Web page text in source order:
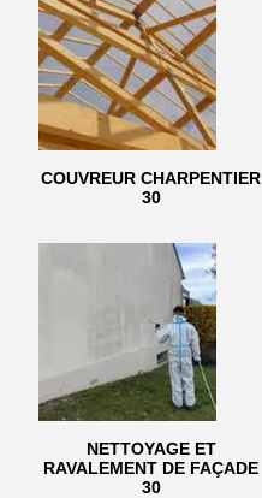
COUVREUR CHARPENTIER
30
NETTOYAGE ET
RAVALEMENT DE FAÇADE
30